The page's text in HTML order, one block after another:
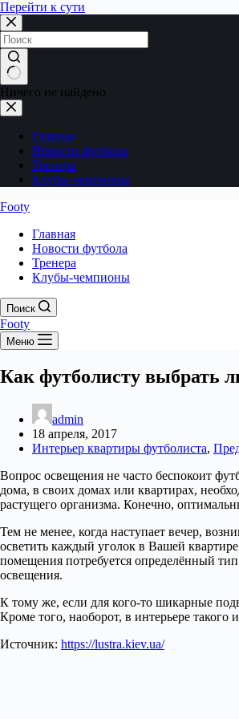
Перейти к сути
Ничего не найдено
Главная
Новости футбола
Тренера
Клубы-чемпионы
Footy
Главная
Новости футбола
Тренера
Клубы-чемпионы
Поиск
Footy
Меню
Как футболисту выбрать
admin
18 апреля, 2017
Интерьер квартиры футболиста,
Вопрос освещения не часто беспокоит
дома, в своих домах или квартирах,
растущего организма. Конечно,
Тем не менее, когда наступает вечер,
осветить каждый уголок в Вашей
помещения потребуется определённый
освещения.
К тому же, если для кого-то шикарные
Кроме того, наоборот, в интерьере такого
Источник: https://lustra.kiev.ua/